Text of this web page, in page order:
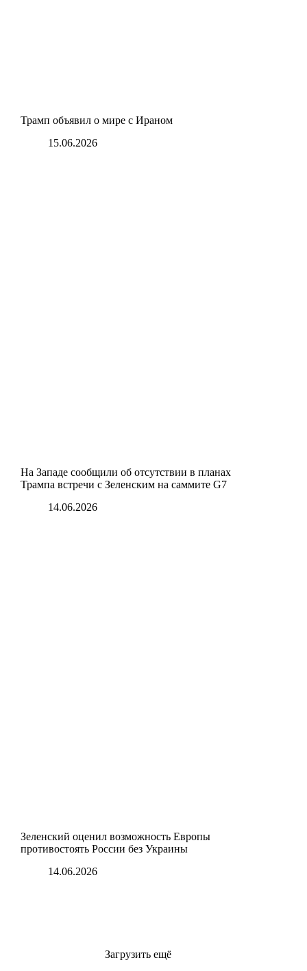
Трамп объявил о мире с Ираном
15.06.2026
На Западе сообщили об отсутствии в планах
Трампа встречи с Зеленским на саммите G7
14.06.2026
Зеленский оценил возможность Европы
противостоять России без Украины
14.06.2026
Загрузить ещё